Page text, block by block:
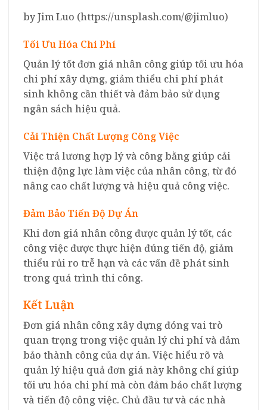
by Jim Luo (https://unsplash.com/@jimluo)
Tối Ưu Hóa Chi Phí
Quản lý tốt đơn giá nhân công giúp tối ưu hóa
chi phí xây dựng, giảm thiểu chi phí phát
sinh không cần thiết và đảm bảo sử dụng
ngân sách hiệu quả.
Cải Thiện Chất Lượng Công Việc
Việc trả lương hợp lý và công bằng giúp cải
thiện động lực làm việc của nhân công, từ đó
nâng cao chất lượng và hiệu quả công việc.
Đảm Bảo Tiến Độ Dự Án
Khi đơn giá nhân công được quản lý tốt, các
công việc được thực hiện đúng tiến độ, giảm
thiểu rủi ro trễ hạn và các vấn đề phát sinh
trong quá trình thi công.
Kết Luận
Đơn giá nhân công xây dựng đóng vai trò
quan trọng trong việc quản lý chi phí và đảm
bảo thành công của dự án. Việc hiểu rõ và
quản lý hiệu quả đơn giá này không chỉ giúp
tối ưu hóa chi phí mà còn đảm bảo chất lượng
và tiến độ công việc. Chủ đầu tư và các nhà